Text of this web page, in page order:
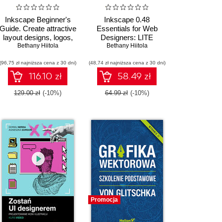
Inkscape Beginner's
Guide. Create attractive
layout designs, logos,
brochures, icons, and
Inkscape vector
graphics editor
Bethany Hiitola
(96,75 zł najniższa cena z 30 dni)
116.10 zł
129.00 zł (-10%)
Inkscape 0.48
Essentials for Web
Designers: LITE
Bethany Hiitola
(48,74 zł najniższa cena z 30 dni)
58.49 zł
64.99 zł (-10%)
Promocja